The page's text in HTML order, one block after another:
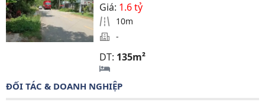
Giá: 1.6 tỷ
10m
-
DT: 135m²
ĐỐI TÁC & DOANH NGHIỆP